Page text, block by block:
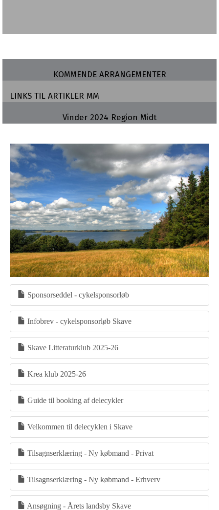
KOMMENDE ARRANGEMENTER
LINKS TIL ARTIKLER MM
Vinder 2024 Region Midt
Sponsorseddel - cykelsponsorløb
Infobrev - cykelsponsorløb Skave
Skave Litteraturklub 2025-26
Krea klub 2025-26
Guide til booking af delecykler
Velkommen til delecyklen i Skave
Tilsagnserklæring - Ny købmand - Privat
Tilsagnserklæring - Ny købmand - Erhverv
Ansøgning - Årets landsby Skave